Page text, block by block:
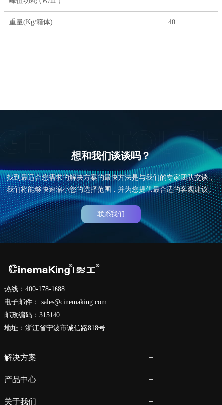
重量(Kg/箱体) 40
想和我们谈谈吗？
找到最适合您需求的解决方案的最快方法是与我们的专家团队交谈，
我们将能够快速缩小您的选择范围，并为您提供最合适的客观建议。
联系我们
热线：400-178-1688
电子邮件： sales@cinemaking.com
邮政编码：315140
地址：浙江省宁波市诚信路818号
解决方案
产品中心
关于我们